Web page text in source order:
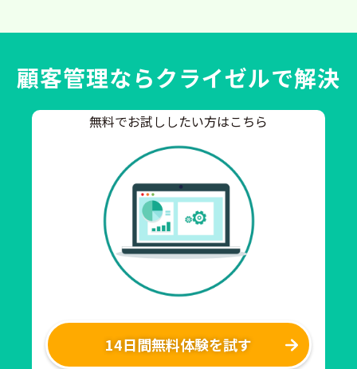
顧客管理ならクライゼルで解決
無料でお試ししたい方はこちら
14日間無料体験を試す